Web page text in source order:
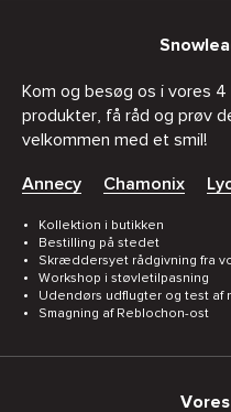
Kom og besøg os i vores
produkter, få råd og prøv
velkommen med et smil!
Annecy Chamonix
Kollektion i butikken
Bestilling på stedet
Skræddersyet rådgivning fra
Workshop i støvletilpasning
Udendørs udflugter og test af
Smagning af Reblochon-ost